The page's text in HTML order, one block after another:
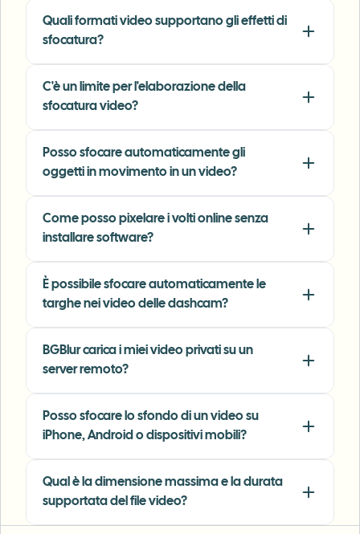
SJ
Sarah Johnson
Content Creator •YouTube
Perfect for short-form content — selective
blur and automatic license-plate hiding
ER
Emma Rodriguez
"I've used many blur filters, but the adaptive
Lisa Thompson
"We rely on the motion-aware blur and plate
anonymization for on-the-go product demos.
It's fast, consistent, and saves legal review
Michael Chen
Marketing Director• TechStart Inc.
Quali formati video supportano gli effetti di
sfocatura?
C'è un limite per l'elaborazione della
sfocatura video?
Posso sfocare automaticamente gli
oggetti in movimento in un video?
Come posso pixelare i volti online senza
installare software?
È possibile sfocare automaticamente le
targhe nei video delle dashcam?
BGBlur carica i miei video privati su un
server remoto?
Posso sfocare lo sfondo di un video su
iPhone, Android o dispositivi mobili?
Qual è la dimensione massima e la durata
supportata del file video?